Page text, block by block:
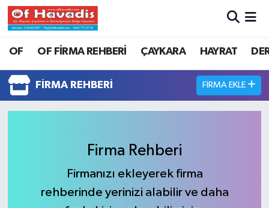
OF OF FİRMA REHBERİ ÇAYKARA HAYRAT
FIRMA REHBERI FIRMA EKLE
Firma Rehberi
Firmanızı ekleyerek firma
rehberinde yerinizi alabilir ve daha
Trabzon Nöbetçi Eczaneler
Süper Lig Puan Durumu ve Fikstür
Tüm Manşetler